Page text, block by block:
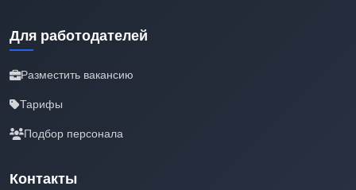
Для работодателей
Разместить вакансию
Тарифы
Подбор персонала
Контакты